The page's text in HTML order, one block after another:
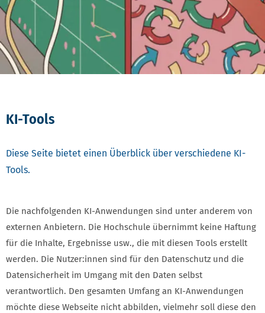
KI-Tools
Diese Seite bietet einen Überblick über verschiedene KI-
Tools.
Die nachfolgenden KI-Anwendungen sind unter anderem von
externen Anbietern. Die Hochschule übernimmt keine Haftung
für die Inhalte, Ergebnisse usw., die mit diesen Tools erstellt
werden. Die Nutzer:innen sind für den Datenschutz und die
Datensicherheit im Umgang mit den Daten selbst
verantwortlich. Den gesamten Umfang an KI-Anwendungen
möchte diese Webseite nicht abbilden, vielmehr soll diese den